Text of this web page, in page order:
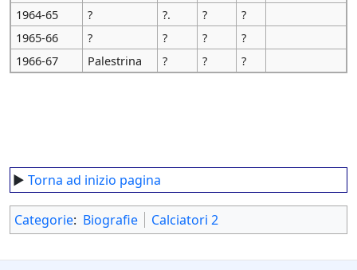
1964-65
? ?. ?
?
1965-66
? ? ?
?
1966-67
Palestrina ? ? ?
► Torna ad inizio pagina
Categorie: Biografie Calciatori 2